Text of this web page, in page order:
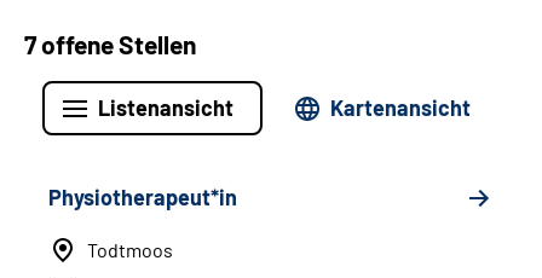
7 offene Stellen
Listenansicht Kartenansicht
Physiotherapeut*in
Todtmoos